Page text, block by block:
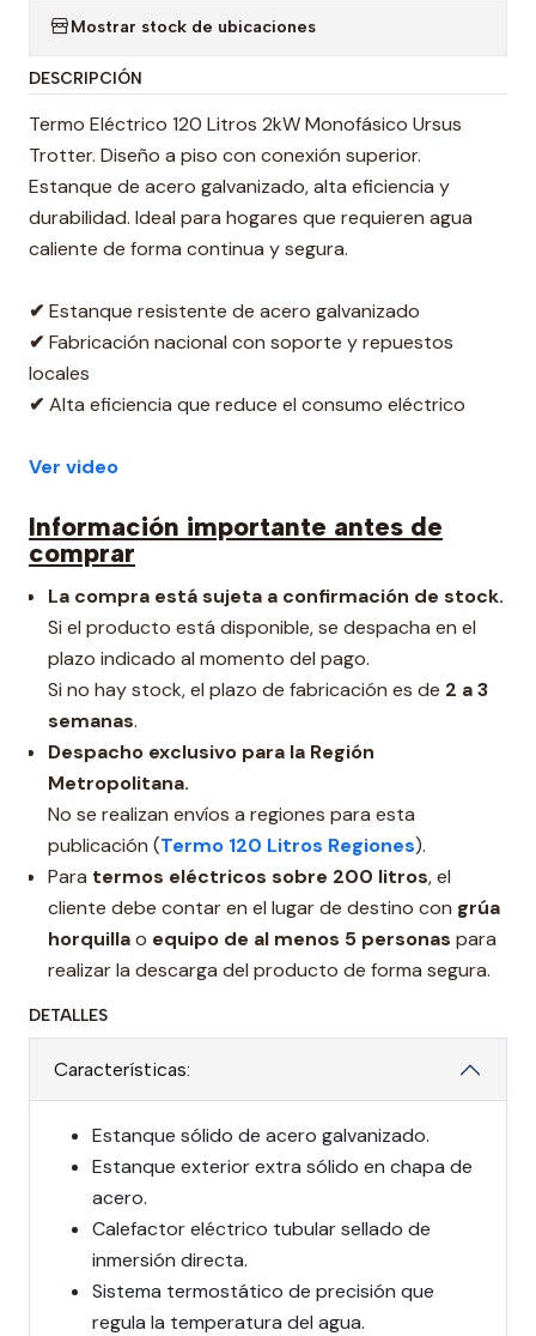
Mostrar stock de ubicaciones
DESCRIPCIÓN
Termo Eléctrico 120 Litros 2kW Monofásico Ursus
Trotter. Diseño a piso con conexión superior.
Estanque de acero galvanizado, alta eficiencia y
durabilidad. Ideal para hogares que requieren agua
caliente de forma continua y segura.
✔ Estanque resistente de acero galvanizado
✔ Fabricación nacional con soporte y repuestos
locales
✔ Alta eficiencia que reduce el consumo eléctrico
Ver video
Información importante antes de
comprar
La compra está sujeta a confirmación de stock.
Si el producto está disponible, se despacha en el
plazo indicado al momento del pago.
Si no hay stock, el plazo de fabricación es de 2 a 3
semanas.
Despacho exclusivo para la Región
Metropolitana.
No se realizan envíos a regiones para esta
publicación (Termo 120 Litros Regiones).
Para termos eléctricos sobre 200 litros, el
cliente debe contar en el lugar de destino con grúa
horquillao equipo de al menos 5 personas para
realizar la descarga del producto de forma segura.
DETALLES
Características:
Estanque sólido de acero galvanizado.
Estanque exterior extra sólido en chapa de
acero.
Calefactor eléctrico tubular sellado de
inmersión directa.
Sistema termostático de precisión que
regula la temperatura del agua.